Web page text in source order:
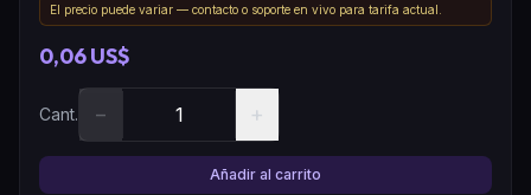
El precio puede variar — contacto o soporte en vivo para tarifa actual.
0,06 US$
Cant. − +
Añadir al carrito